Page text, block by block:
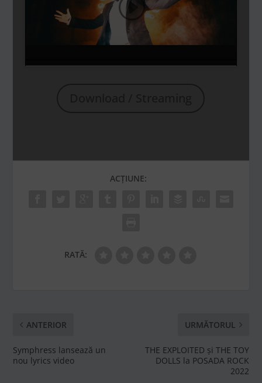
pentru marketing și pentru a activa
acest conținut
ACȚIUNE:
RATĂ:
ANTERIOR
Symphress lansează un
nou lyrics video
URMĂTORUL
THE EXPLOITED și THE TOY
DOLLS la POSADA ROCK
2022